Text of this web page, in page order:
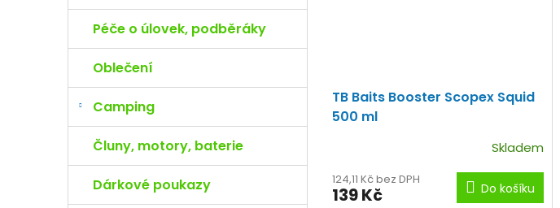
Péče o úlovek, podběráky
Oblečení
Camping
Čluny, motory, baterie
Dárkové poukazy
TB Baits Booster Scopex Squid
500 ml
Skladem
124,11 Kč bez DPH
139 Kč Do košíku